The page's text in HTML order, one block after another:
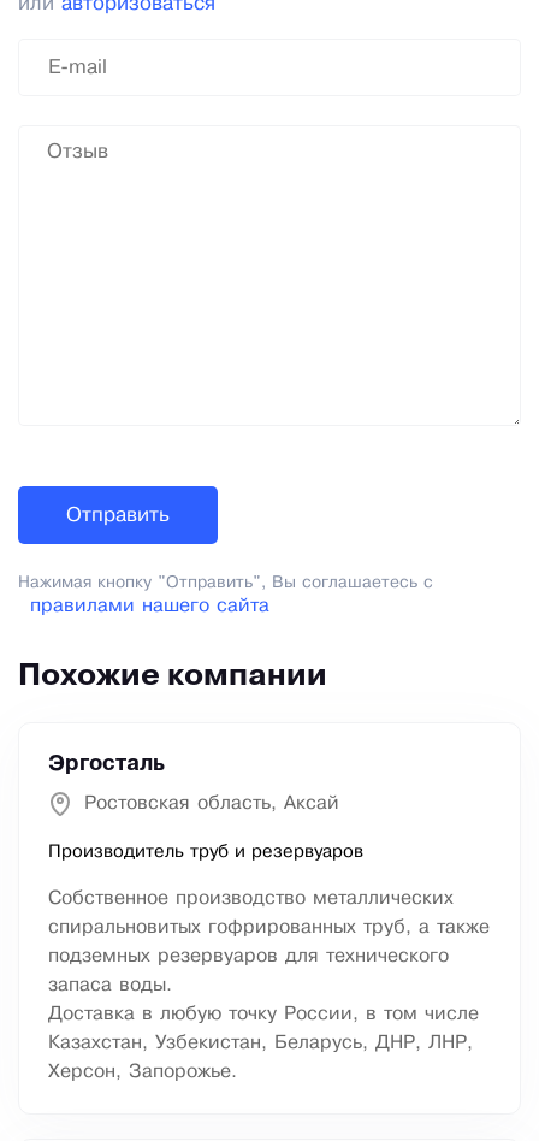
или авторизоваться
Нажимая кнопку "Отправить", Вы соглашаетесь с
правилами нашего сайта
Похожие компании
Эргосталь
Ростовская область, Аксай
Производитель труб и резервуаров
Собственное производство металлических
спиральновитых гофрированных труб, а также
подземных резервуаров для технического
запаса воды.
Доставка в любую точку России, в том числе
Казахстан, Узбекистан, Беларусь, ДНР, ЛНР,
Херсон, Запорожье.